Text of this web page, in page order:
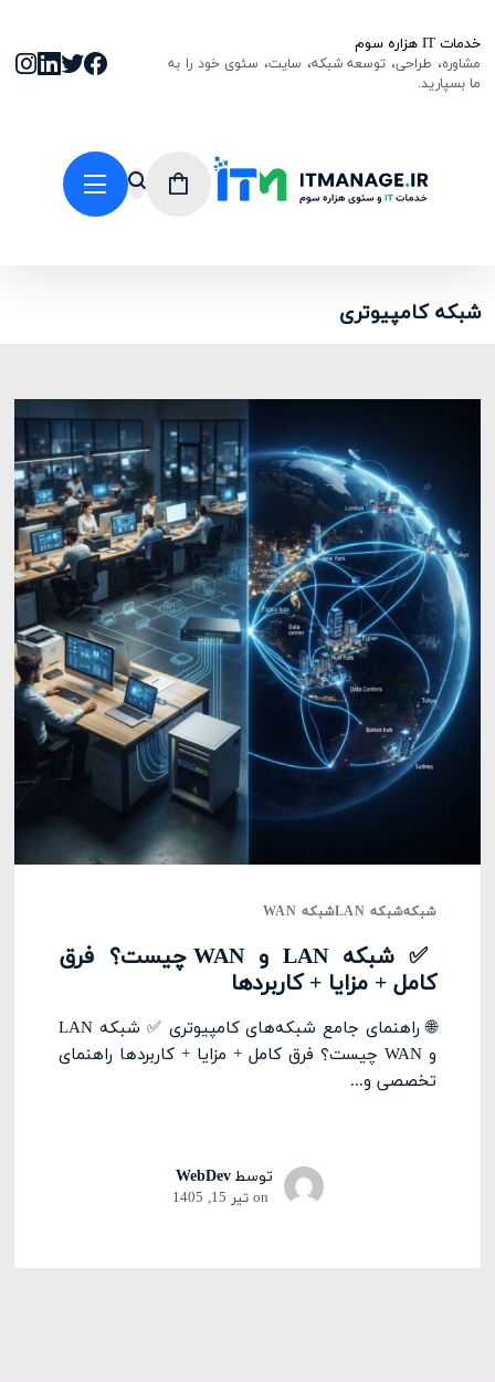
خدمات IT هزاره سوم
مشاوره، طراحی، توسعه شبکه، سایت، سئوی خود را به
ما بسپارید.
شبکه کامپیوتری
شبکهشبکه LAN شبکه WAN
✅ شبکه LAN و WAN چیست؟ فرق
کامل + مزایا + کاربردها
🌐 راهنمای جامع شبکه‌های کامپیوتری ✅ شبکه LAN
و WAN چیست؟ فرق کامل + مزایا + کاربردها راهنمای
تخصصی و...
توسطWebDev
on تیر 15, 1405